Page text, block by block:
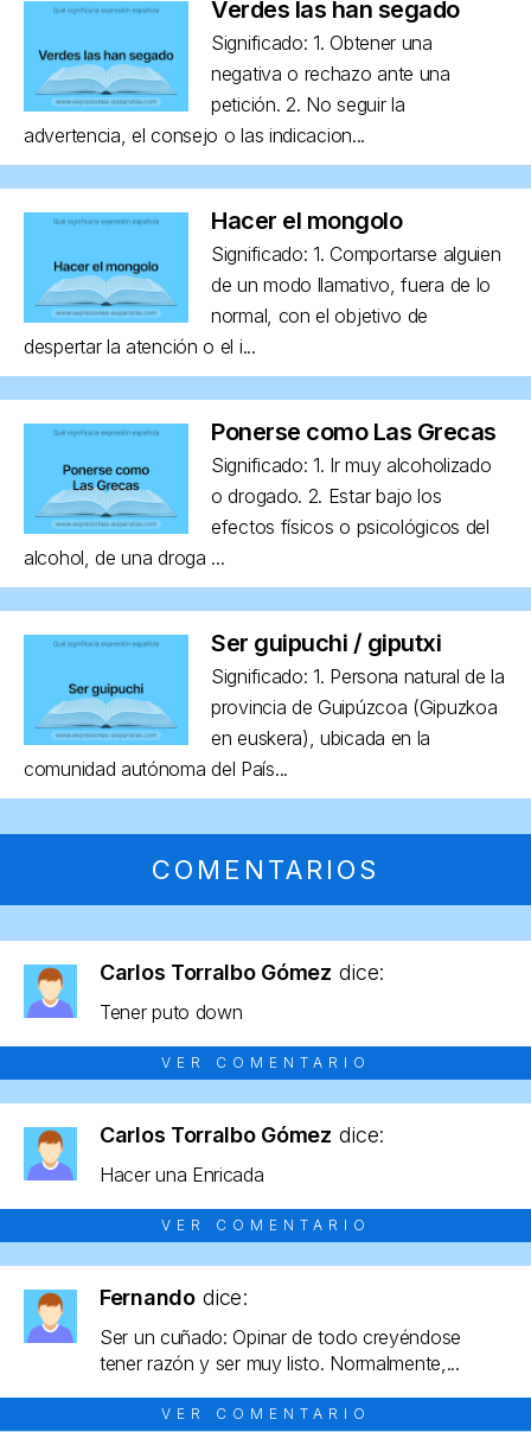
Verdes las han segado
Significado: 1. Obtener una
negativa o rechazo ante una
petición. 2. No seguir la
advertencia, el consejo o las indicacion...
Hacer el mongolo
Significado: 1. Comportarse alguien
de un modo llamativo, fuera de lo
normal, con el objetivo de
despertar la atención o el i...
Ponerse como Las Grecas
Significado: 1. Ir muy alcoholizado
o drogado. 2. Estar bajo los
efectos físicos o psicológicos del
alcohol, de una droga ...
Ser guipuchi / giputxi
Significado: 1. Persona natural de la
provincia de Guipúzcoa (Gipuzkoa
en euskera), ubicada en la
comunidad autónoma del País...
COMENTARIOS
Carlos Torralbo Gómez dice:
Tener puto down
VER COMENTARIO
Carlos Torralbo Gómez dice:
Hacer una Enricada
VER COMENTARIO
Fernando dice:
Ser un cuñado: Opinar de todo creyéndose
tener razón y ser muy listo. Normalmente,...
VER COMENTARIO